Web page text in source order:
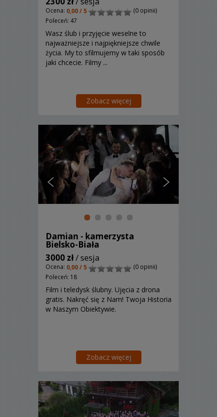
Ocena: 0,00 / 5
(0 opinii)
Poleceń: 47
Wasz ślub i przyjęcie weselne to
najważniejsze i najpiękniejsze chwile
życia. My to sfilmujemy w taki sposób
jaki chcecie. Filmy ...
Zobacz więcej
Damian - kamerzysta
Bielsko-Biała
3000 zł/ sesja
Ocena: 0,00 / 5
(0 opinii)
Poleceń: 18
Film i teledysk ślubny. Ujęcia z drona
gratis. Nakręć się z Nam! Twoja Historia
w Naszym Obiektywie.
Zobacz więcej